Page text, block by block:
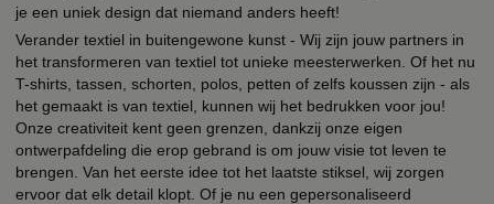
je een uniek design dat niemand anders heeft!
Verander textiel in buitengewone kunst - Wij zijn jouw partners in
het transformeren van textiel tot unieke meesterwerken. Of het nu
T-shirts, tassen, schorten, polos, petten of zelfs koussen zijn - als
het gemaakt is van textiel, kunnen wij het bedrukken voor jou!
Onze creativiteit kent geen grenzen, dankzij onze eigen
ontwerpafdeling die erop gebrand is om jouw visie tot leven te
brengen. Van het eerste idee tot het laatste stiksel, wij zorgen
ervoor dat elk detail klopt. Of je nu een gepersonaliseerd